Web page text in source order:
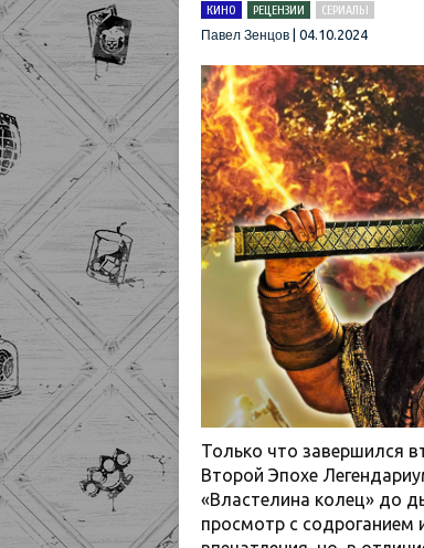
КИНО РЕЦЕНЗИИ
СЕРИАЛЫ
Павел Зенцов
04.10.2024
Только что завершился
Второй Эпохе
«Властелина колец» до
просмотр с содроганием